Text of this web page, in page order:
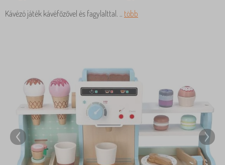
Kávézó játék kávéfőzővel és fagylalttal. .. több